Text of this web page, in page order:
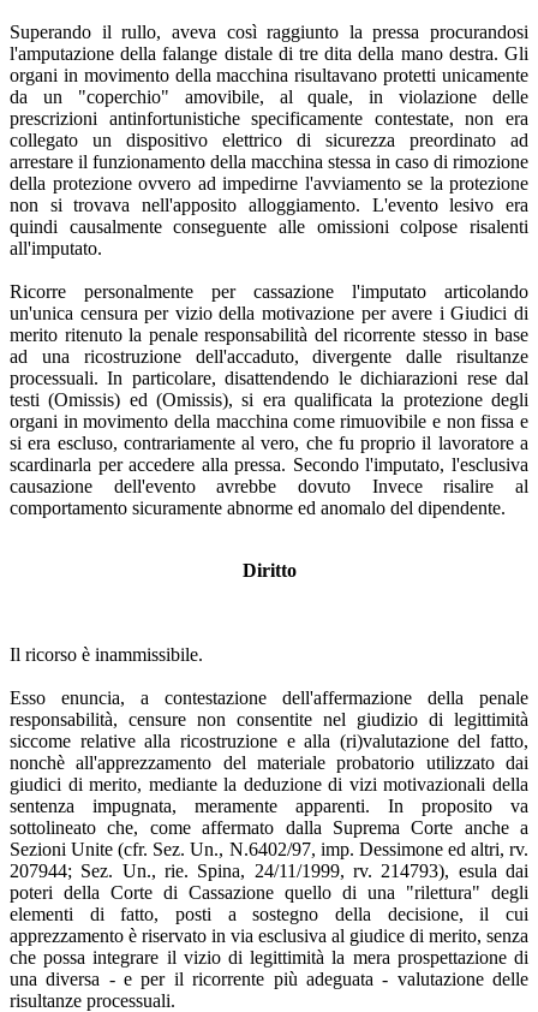
Superando il rullo, aveva così raggiunto la pressa procurandosi
l'amputazione della falange distale di tre dita della mano destra. Gli
organi in movimento della macchina risultavano protetti unicamente
da un "coperchio" amovibile, al quale, in violazione delle
prescrizioni antinfortunistiche specificamente contestate, non era
collegato un dispositivo elettrico di sicurezza preordinato ad
arrestare il funzionamento della macchina stessa in caso di rimozione
della protezione ovvero ad impedirne l'avviamento se la protezione
non si trovava nell'apposito alloggiamento. L'evento lesivo era
quindi causalmente conseguente alle omissioni colpose risalenti
all'imputato.
Ricorre personalmente per cassazione l'imputato articolando
un'unica censura per vizio della motivazione per avere i Giudici di
merito ritenuto la penale responsabilità del ricorrente stesso in base
ad una ricostruzione dell'accaduto, divergente dalle risultanze
processuali. In particolare, disattendendo le dichiarazioni rese dal
testi (Omissis) ed (Omissis), si era qualificata la protezione degli
organi in movimento della macchina come rimuovibile e non fissa e
si era escluso, contrariamente al vero, che fu proprio il lavoratore a
scardinarla per accedere alla pressa. Secondo l'imputato, l'esclusiva
causazione dell'evento avrebbe dovuto Invece risalire al
comportamento sicuramente abnorme ed anomalo del dipendente.
Diritto
Il ricorso è inammissibile.
Esso enuncia, a contestazione dell'affermazione della penale
responsabilità, censure non consentite nel giudizio di legittimità
siccome relative alla ricostruzione e alla (ri)valutazione del fatto,
nonchè all'apprezzamento del materiale probatorio utilizzato dai
giudici di merito, mediante la deduzione di vizi motivazionali della
sentenza impugnata, meramente apparenti. In proposito va
sottolineato che, come affermato dalla Suprema Corte anche a
Sezioni Unite (cfr. Sez. Un., N.6402/97, imp. Dessimone ed altri, rv.
207944; Sez. Un., rie. Spina, 24/11/1999, rv. 214793), esula dai
poteri della Corte di Cassazione quello di una "rilettura" degli
elementi di fatto, posti a sostegno della decisione, il cui
apprezzamento è riservato in via esclusiva al giudice di merito, senza
che possa integrare il vizio di legittimità la mera prospettazione di
una diversa - e per il ricorrente più adeguata - valutazione delle
risultanze processuali.